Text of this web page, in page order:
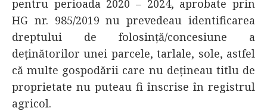
pentru perioada 2020 – 2024, aprobate prin
HG nr. 985/2019 nu prevedeau identificarea
dreptului de folosință/concesiune a
deținătorilor unei parcele, tarlale, sole, astfel
că multe gospodării care nu dețineau titlu de
proprietate nu puteau fi înscrise în registrul
agricol.